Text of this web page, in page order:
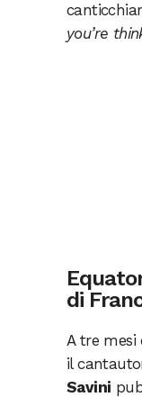
you’re
di
A tre mesi
il
Savini